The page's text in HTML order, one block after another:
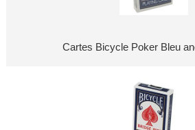
Cartes Bicycle Poker Bleu